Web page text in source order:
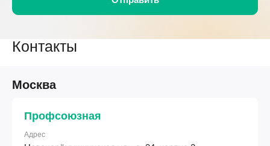
Контакты
Москва
Профсоюзная
Адрес